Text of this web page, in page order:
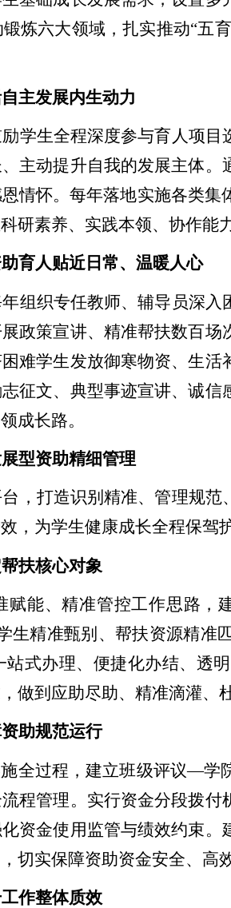
炼六大领域，扎实推动“五
主发展内生动力
学生全程深度参与育人项
主动提升自我的发展主体
情怀。每年落地实施各类集
研素养、实践本领、协作能
育人贴近日常、温暖人心
组织专任教师、辅导员深
政策宣讲、精准帮扶数百
困难学生发放御寒物资、生活
征文、典型事迹宣讲、诚
成长路。
型资助精细管理
，打造识别精准、管理规
，为学生健康成长全程保驾护
扶核心对象
赋能、精准管控工作思路
生精准甄别、帮扶资源精
式办理、便捷化办结、透
做到应助尽助、精准滴灌、
助规范运行
全过程，建立班级评议—学
程管理。实行资金分段拨
资金使用监管与绩效约束
切实保障资助资金安全、高
作整体质效